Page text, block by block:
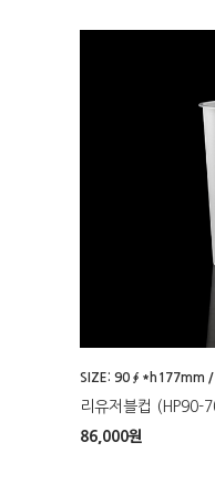
SIZE: 90∮*h177mm /
리유저블컵 (HP90-
86,000원